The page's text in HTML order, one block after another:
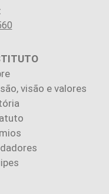
visão e valores